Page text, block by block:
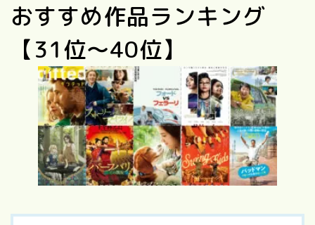
おすすめ作品ランキング
【31位〜40位】